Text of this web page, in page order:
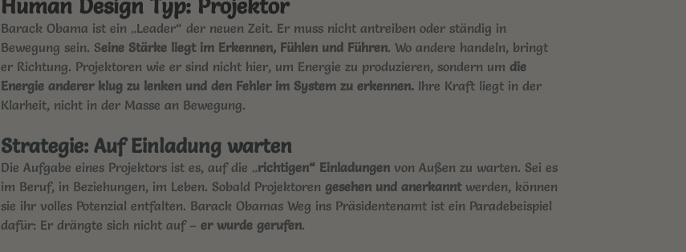
Human Design Typ: Projektor
Barack Obama ist ein „Leader“ der neuen Zeit. Er muss nicht antreiben oder ständig in
Bewegung sein. Seine Stärke liegt im Erkennen, Fühlen und Führen. Wo andere handeln, bringt
er Richtung. Projektoren wie er sind nicht hier, um Energie zu produzieren, sondern um die
Energie anderer klug zu lenken und den Fehler im System zu erkennen. Ihre Kraft liegt in der
Klarheit, nicht in der Masse an Bewegung.
Strategie: Auf Einladung warten
Die Aufgabe eines Projektors ist es, auf die „richtigen“ Einladungen von Außen zu warten. Sei es
im Beruf, in Beziehungen, im Leben. Sobald Projektoren gesehen und anerkanntwerden, können
sie ihr volles Potenzial entfalten. Barack Obamas Weg ins Präsidentenamt ist ein Paradebeispiel
dafür: Er drängte sich nicht auf – er wurde gerufen.